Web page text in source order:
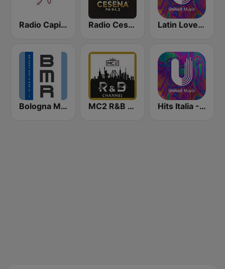
Radio Capital Soft Radio Cesena Latin Love - United Music
Bologna Music Radio MC2 R&B Channel Hits Italia - United Music